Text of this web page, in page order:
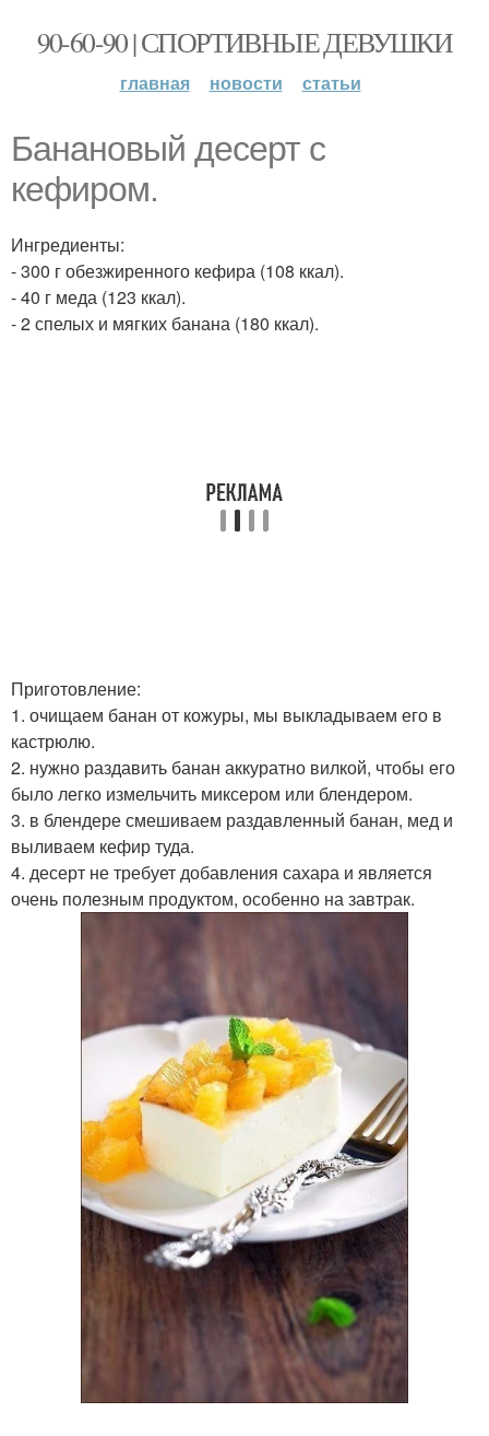
90-60-90 | СПОРТИВНЫЕ ДЕВУШКИ
главная новости статьи
Банановый десерт с
кефиром.
Ингредиенты:
- 300 г обезжиренного кефира (108 ккал).
- 40 г меда (123 ккал).
- 2 спелых и мягких банана (180 ккал).
Приготовление:
1. очищаем банан от кожуры, мы выкладываем его в
кастрюлю.
2. нужно раздавить банан аккуратно вилкой, чтобы его
было легко измельчить миксером или блендером.
3. в блендере смешиваем раздавленный банан, мед и
выливаем кефир туда.
4. десерт не требует добавления сахара и является
очень полезным продуктом, особенно на завтрак.